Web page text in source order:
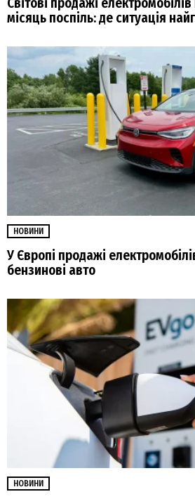
місяць поспіль: де ситуація
НОВИНИ
У Європі продажі
бензинові авто
НОВИНИ